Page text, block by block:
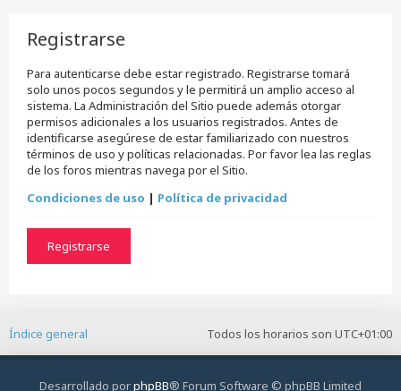
Registrarse
Para autenticarse debe estar registrado. Registrarse tomará
solo unos pocos segundos y le permitirá un amplio acceso al
sistema. La Administración del Sitio puede además otorgar
permisos adicionales a los usuarios registrados. Antes de
identificarse asegúrese de estar familiarizado con nuestros
términos de uso y políticas relacionadas. Por favor lea las reglas
de los foros mientras navega por el Sitio.
Condiciones de uso | Política de privacidad
Registrarse
Todos los horarios son UTC+01:00
Índice general
Desarrollado porphpBB® Forum Software © phpBB Limited